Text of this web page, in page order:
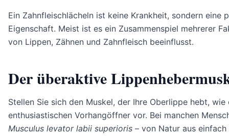
Ein Zahnfleischlächeln ist keine Krankheit, sondern eine
Eigenschaft. Meist ist es ein Zusammenspiel mehrerer
von Lippen, Zähnen und Zahnfleisch beeinflusst.
Der überaktive
Stellen Sie sich den Muskel, der Ihre Oberlippe hebt, wie
enthusiastischen Vorhangöffner vor. Bei manchen
Musculus levator labii superioris – von Natur aus